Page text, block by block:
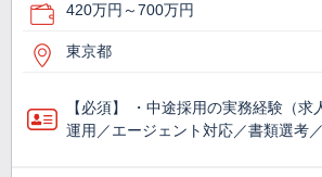
420万円～700万円
東京都
【必須】 ・中途採用の実務経験（求
運用／エージェント対応／書類選考